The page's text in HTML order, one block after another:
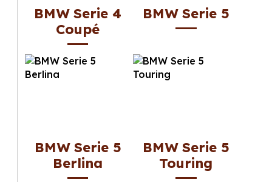
BMW Serie 4
Coupé
BMW Serie 5
BMW Serie 5
Berlina
BMW Serie 5
Touring